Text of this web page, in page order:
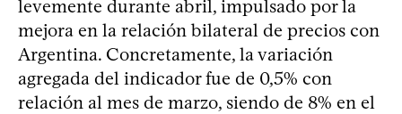
levemente durante abril, impulsado por la
mejora en la relación bilateral de precios con
Argentina. Concretamente, la variación
agregada del indicador fue de 0,5% con
relación al mes de marzo, siendo de 8% en el